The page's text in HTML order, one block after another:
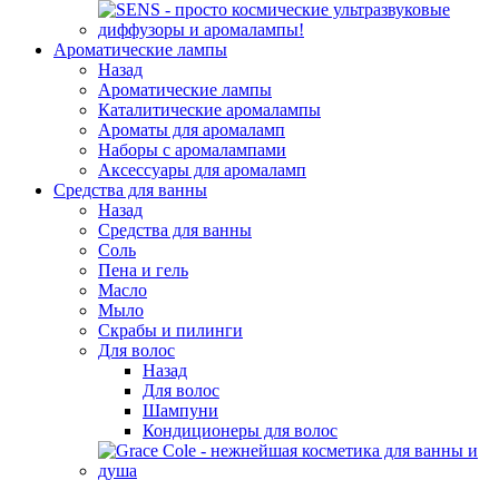
Ароматические лампы
Назад
Ароматические лампы
Каталитические аромалампы
Ароматы для аромаламп
Наборы с аромалампами
Аксессуары для аромаламп
Средства для ванны
Назад
Средства для ванны
Соль
Пена и гель
Масло
Мыло
Скрабы и пилинги
Для волос
Назад
Для волос
Шампуни
Кондиционеры для волос